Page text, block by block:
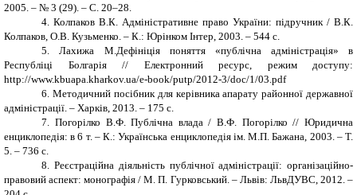
2005. – № 3 (29). – С. 20–28.
4. Колпаков В.К. Адміністративне право України: підручник / В.К.
Колпаков, О.В. Кузьменко. – К.: Юрінком Інтер, 2003. – 544 с.
5.
Лахижа М Дефініція поняття «публічна адміністрація» в
Республіці Болгарія// Електронний ресурс, режим доступу:
http://www.kbuapa.kharkov.ua/e-book/putp/2012-3/doc/1/03.pdf
6. Методичний посібник для керівника апарату районної державної
адміністрації. – Харків, 2013. – 175 с.
7. Погорілко В.Ф. Публічна влада / В.Ф. Погорілко // Юридична
енциклопедія: в 6 т. – К.: Українська енциклопедія ім. М.П. Бажана, 2003. – Т.
5. – 736 с.
8. Реєстраційна діяльність публічної адміністрації: організаційно-
правовий аспект: монографія / М. П. Гурковський. – Львів: ЛьвДУВС, 2012. –